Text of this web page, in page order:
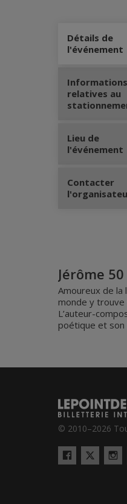
Détails de
l'événement
Informations
relatives au
Lieu de
l'événement
Contacter
Jérôme 50
Amoureux de la
monde y
L’auteur-
poétique et son
© 2010–2026
Facebook
Twitter